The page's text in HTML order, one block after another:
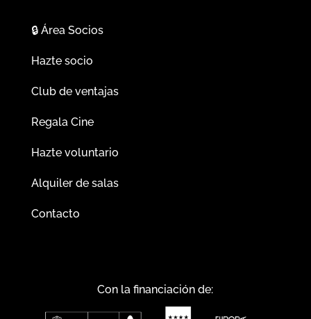
🔒Área Socios
Hazte socio
Club de ventajas
Regala Cine
Hazte voluntario
Alquiler de salas
Contacto
Con la financiación de: